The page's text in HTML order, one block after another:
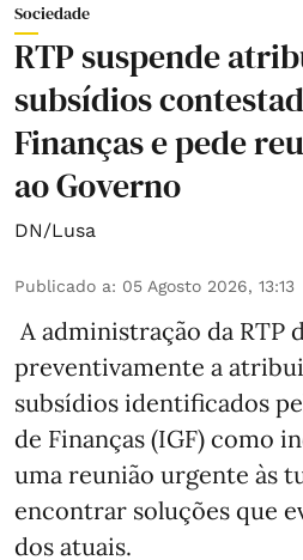
Sociedade
RTP suspende
subsídios
Finanças e pede
ao Governo
DN/Lusa
Publicado a: 05 Agosto 2026, 13:13
A administração da RTP
preventivamente a
subsídios identificados
de Finanças (IGF) como
uma reunião urgente às
encontrar soluções que
dos atuais.